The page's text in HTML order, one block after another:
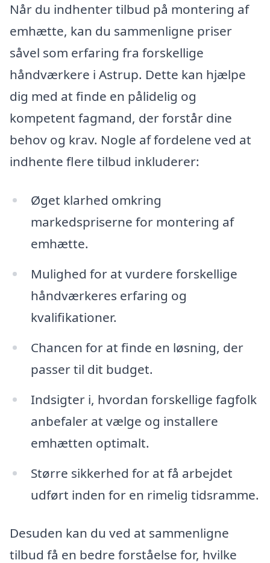
Når du indhenter tilbud på montering af
emhætte, kan du sammenligne priser
såvel som erfaring fra forskellige
håndværkere i Astrup. Dette kan hjælpe
dig med at finde en pålidelig og
kompetent fagmand, der forstår dine
behov og krav. Nogle af fordelene ved at
indhente flere tilbud inkluderer:
Øget klarhed omkring
markedspriserne for montering af
emhætte.
Mulighed for at vurdere forskellige
håndværkeres erfaring og
kvalifikationer.
Chancen for at finde en løsning, der
passer til dit budget.
Indsigter i, hvordan forskellige fagfolk
anbefaler at vælge og installere
emhætten optimalt.
Større sikkerhed for at få arbejdet
udført inden for en rimelig tidsramme.
Desuden kan du ved at sammenligne
tilbud få en bedre forståelse for, hvilke